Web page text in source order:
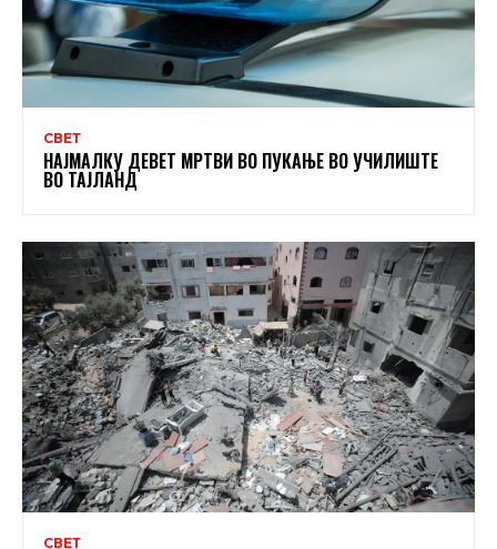
СВЕТ
НАЈМАЛКУ ДЕВЕТ МРТВИ ВО ПУКАЊЕ ВО УЧИЛИШТЕ
ВО ТАЈЛАНД
СВЕТ